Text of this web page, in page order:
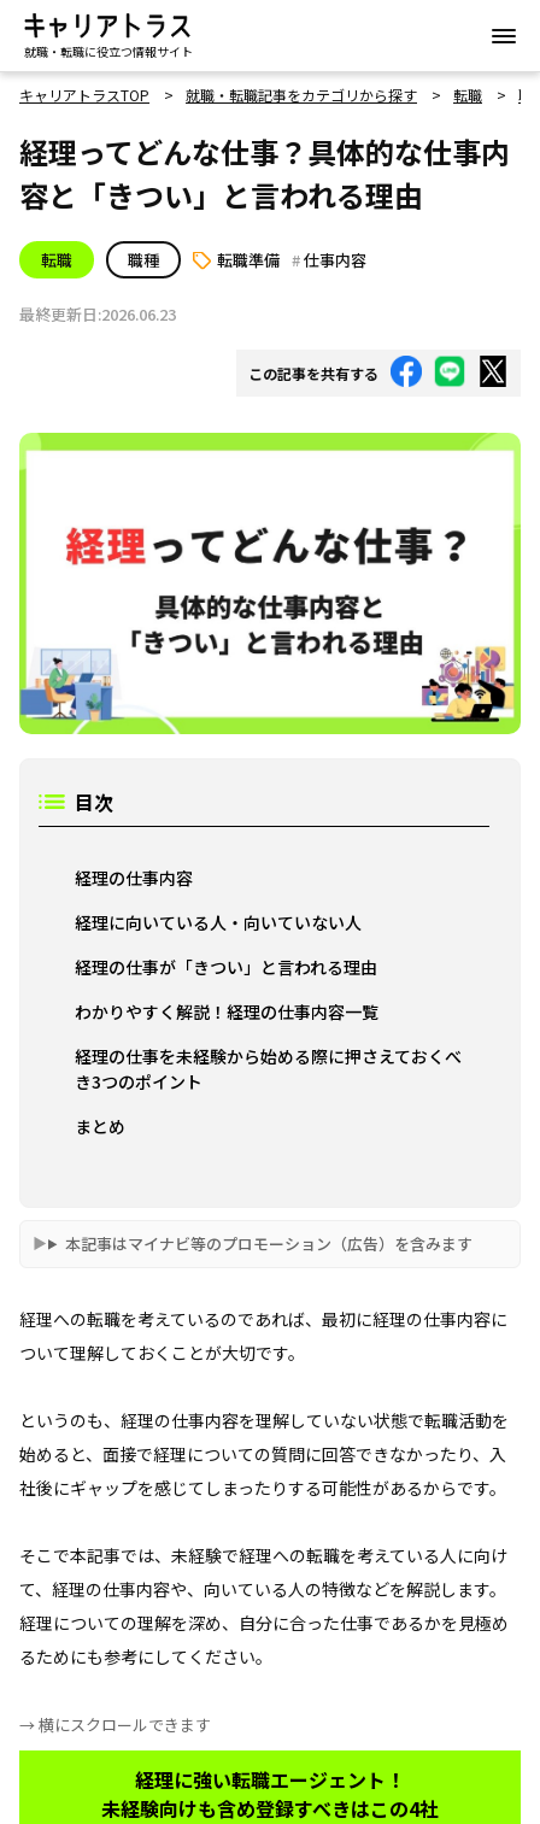
就職・転職に役立つ情報サイト
キャリアトラスTOP 就職・転職記事をカテゴリから探す 転職 職
経理ってどんな仕事？具体的な仕事内
容と「きつい」と言われる理由
転職 職種 転職準備 仕事内容
最終更新日:2026.06.23
この記事を共有する
目次
経理の仕事内容
経理に向いている人・向いていない人
経理の仕事が「きつい」と言われる理由
わかりやすく解説！経理の仕事内容一覧
経理の仕事を未経験から始める際に押さえておくべ
き3つのポイント
まとめ
本記事はマイナビ等のプロモーション（広告）を含みます
経理への転職を考えているのであれば、最初に経理の仕事内容に
ついて理解しておくことが大切です。
というのも、経理の仕事内容を理解していない状態で転職活動を
始めると、面接で経理についての質問に回答できなかったり、入
社後にギャップを感じてしまったりする可能性があるからです。
そこで本記事では、未経験で経理への転職を考えている人に向け
て、経理の仕事内容や、向いている人の特徴などを解説します。
経理についての理解を深め、自分に合った仕事であるかを見極め
るためにも参考にしてください。
→ 横にスクロールできます
経理に強い転職エージェント！
未経験向けも含め登録すべきはこの4社